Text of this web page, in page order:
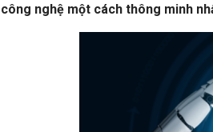
công nghệ một cách thông minh